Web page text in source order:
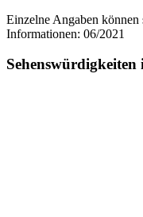
Einzelne Angaben
Informationen: 06/2021
Sehenswürdigkeiten